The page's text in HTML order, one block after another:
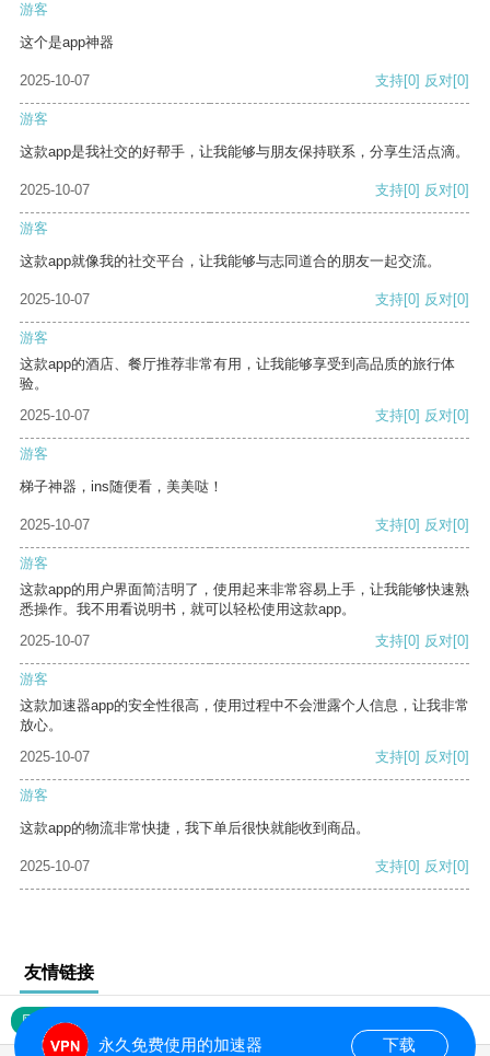
游客
这个是app神器
2025-10-07 支持[0] 反对[0]
游客
这款app是我社交的好帮手，让我能够与朋友保持联系，分享生活点滴。
2025-10-07 支持[0] 反对[0]
游客
这款app就像我的社交平台，让我能够与志同道合的朋友一起交流。
2025-10-07 支持[0] 反对[0]
游客
这款app的酒店、餐厅推荐非常有用，让我能够享受到高品质的旅行体
验。
2025-10-07
支持[0] 反对[0]
游客
梯子神器，ins随便看，美美哒！
2025-10-07 支持[0] 反对[0]
游客
这款app的用户界面简洁明了，使用起来非常容易上手，让我能够快速熟
悉操作。我不用看说明书，就可以轻松使用这款app。
2025-10-07
支持[0] 反对[0]
游客
这款加速器app的安全性很高，使用过程中不会泄露个人信息，让我非常
放心。
2025-10-07
支持[0] 反对[0]
游客
这款app的物流非常快捷，我下单后很快就能收到商品。
2025-10-07 支持[0] 反对[0]
友情链接
网站地图
永久免费使用的加速器 下载